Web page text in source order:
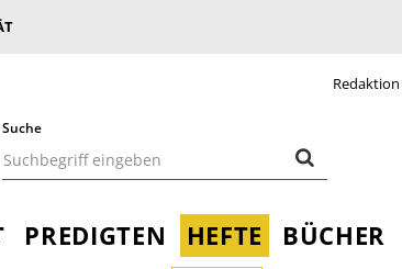
Redaktion
Suche
PREDIGTEN HEFTE BÜCHER